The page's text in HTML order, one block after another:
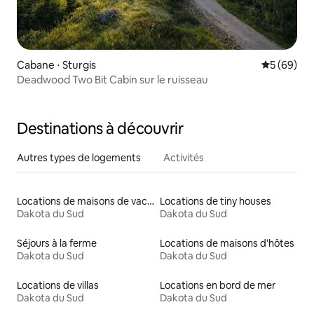
Cabane ⋅ Sturgis
5 (69)
Deadwood Two Bit Cabin sur le ruisseau
Destinations à découvrir
Autres types de logements Activités
Locations de maisons de vacances
Dakota du Sud
Locations de tiny houses
Dakota du Sud
Séjours à la ferme
Dakota du Sud
Locations de maisons d'hôtes
Dakota du Sud
Locations de villas
Dakota du Sud
Locations en bord de mer
Dakota du Sud